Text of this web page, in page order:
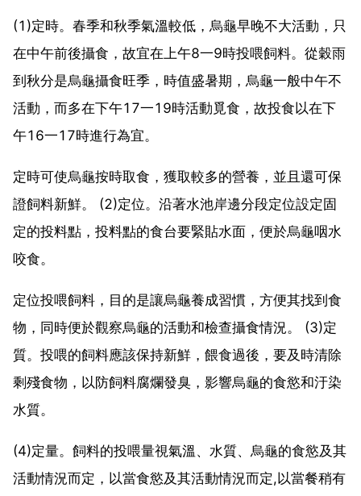
(1)定時。春季和秋季氣溫較低，烏龜早晚不大活動，只
在中午前後攝食，故宜在上午8一9時投喂飼料。從穀雨
到秋分是烏龜攝食旺季，時值盛暑期，烏龜一般中午不
活動，而多在下午17一19時活動覓食，故投食以在下
午16一17時進行為宜。
定時可使烏龜按時取食，獲取較多的營養，並且還可保
證飼料新鮮。 (2)定位。沿著水池岸邊分段定位設定固
定的投料點，投料點的食台要緊貼水面，便於烏龜咽水
咬食。
定位投喂飼料，目的是讓烏龜養成習慣，方便其找到食
物，同時便於觀察烏龜的活動和檢查攝食情況。 (3)定
質。投喂的飼料應該保持新鮮，餵食過後，要及時清除
剩殘食物，以防飼料腐爛發臭，影響烏龜的食慾和汙染
水質。
(4)定量。飼料的投喂量視氣溫、水質、烏龜的食慾及其
活動情況而定，以當食慾及其活動情況而定,以當餐稍有